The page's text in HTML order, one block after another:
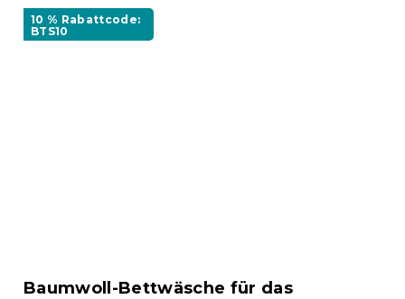
10 % Rabattcode:
BTS10
Baumwoll-Bettwäsche für das